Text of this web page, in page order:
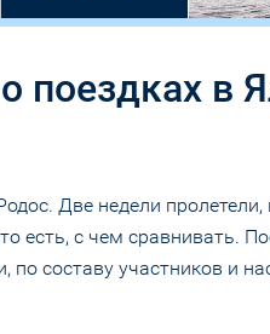
поездках в
Две недели
есть, с чем сравнивать.
по составу участников и